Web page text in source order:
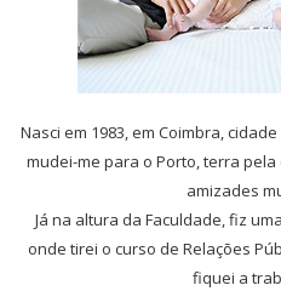
Nasci em 1983, em Coimbra,
mudei-me para o Porto, terra
amizades
Já na altura da Faculdade, fiz
onde tirei o curso de Relações
fiquei a